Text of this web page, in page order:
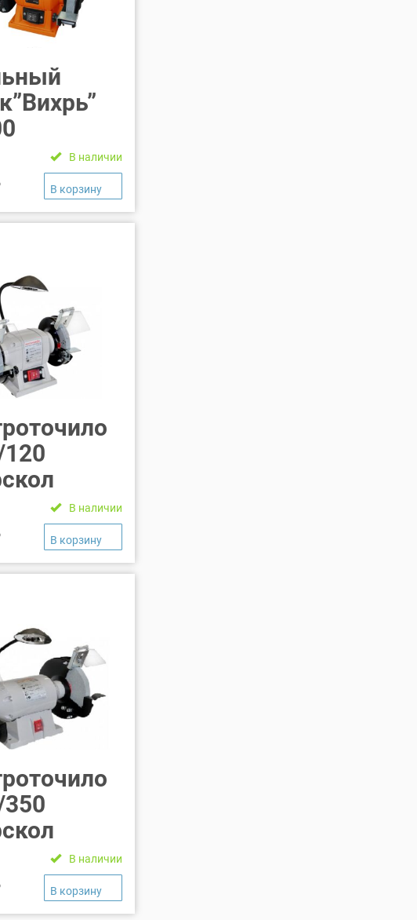
В наличии
В наличии
В наличии